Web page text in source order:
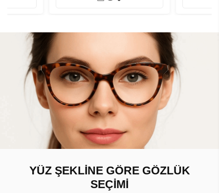
YÜZ ŞEKLİNE GÖRE GÖZLÜK
SEÇİMİ